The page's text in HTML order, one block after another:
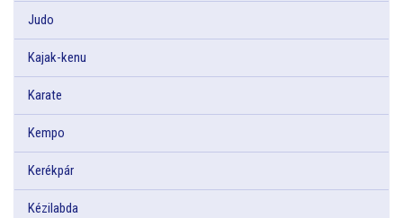
Judo
Kajak-kenu
Karate
Kempo
Kerékpár
Kézilabda